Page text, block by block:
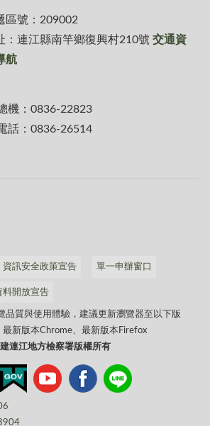
區號：209002
：連江縣南竿鄉復興村210號 交通資
航
機：0836-22823
話：0836-26514
資訊安全政策宣告 單一申辦窗口
料開放宣告
品質與使用體驗，建議更新瀏覽器至以下版
新版本Chrome、最新版本Firefox
連江地方檢察署版權所有